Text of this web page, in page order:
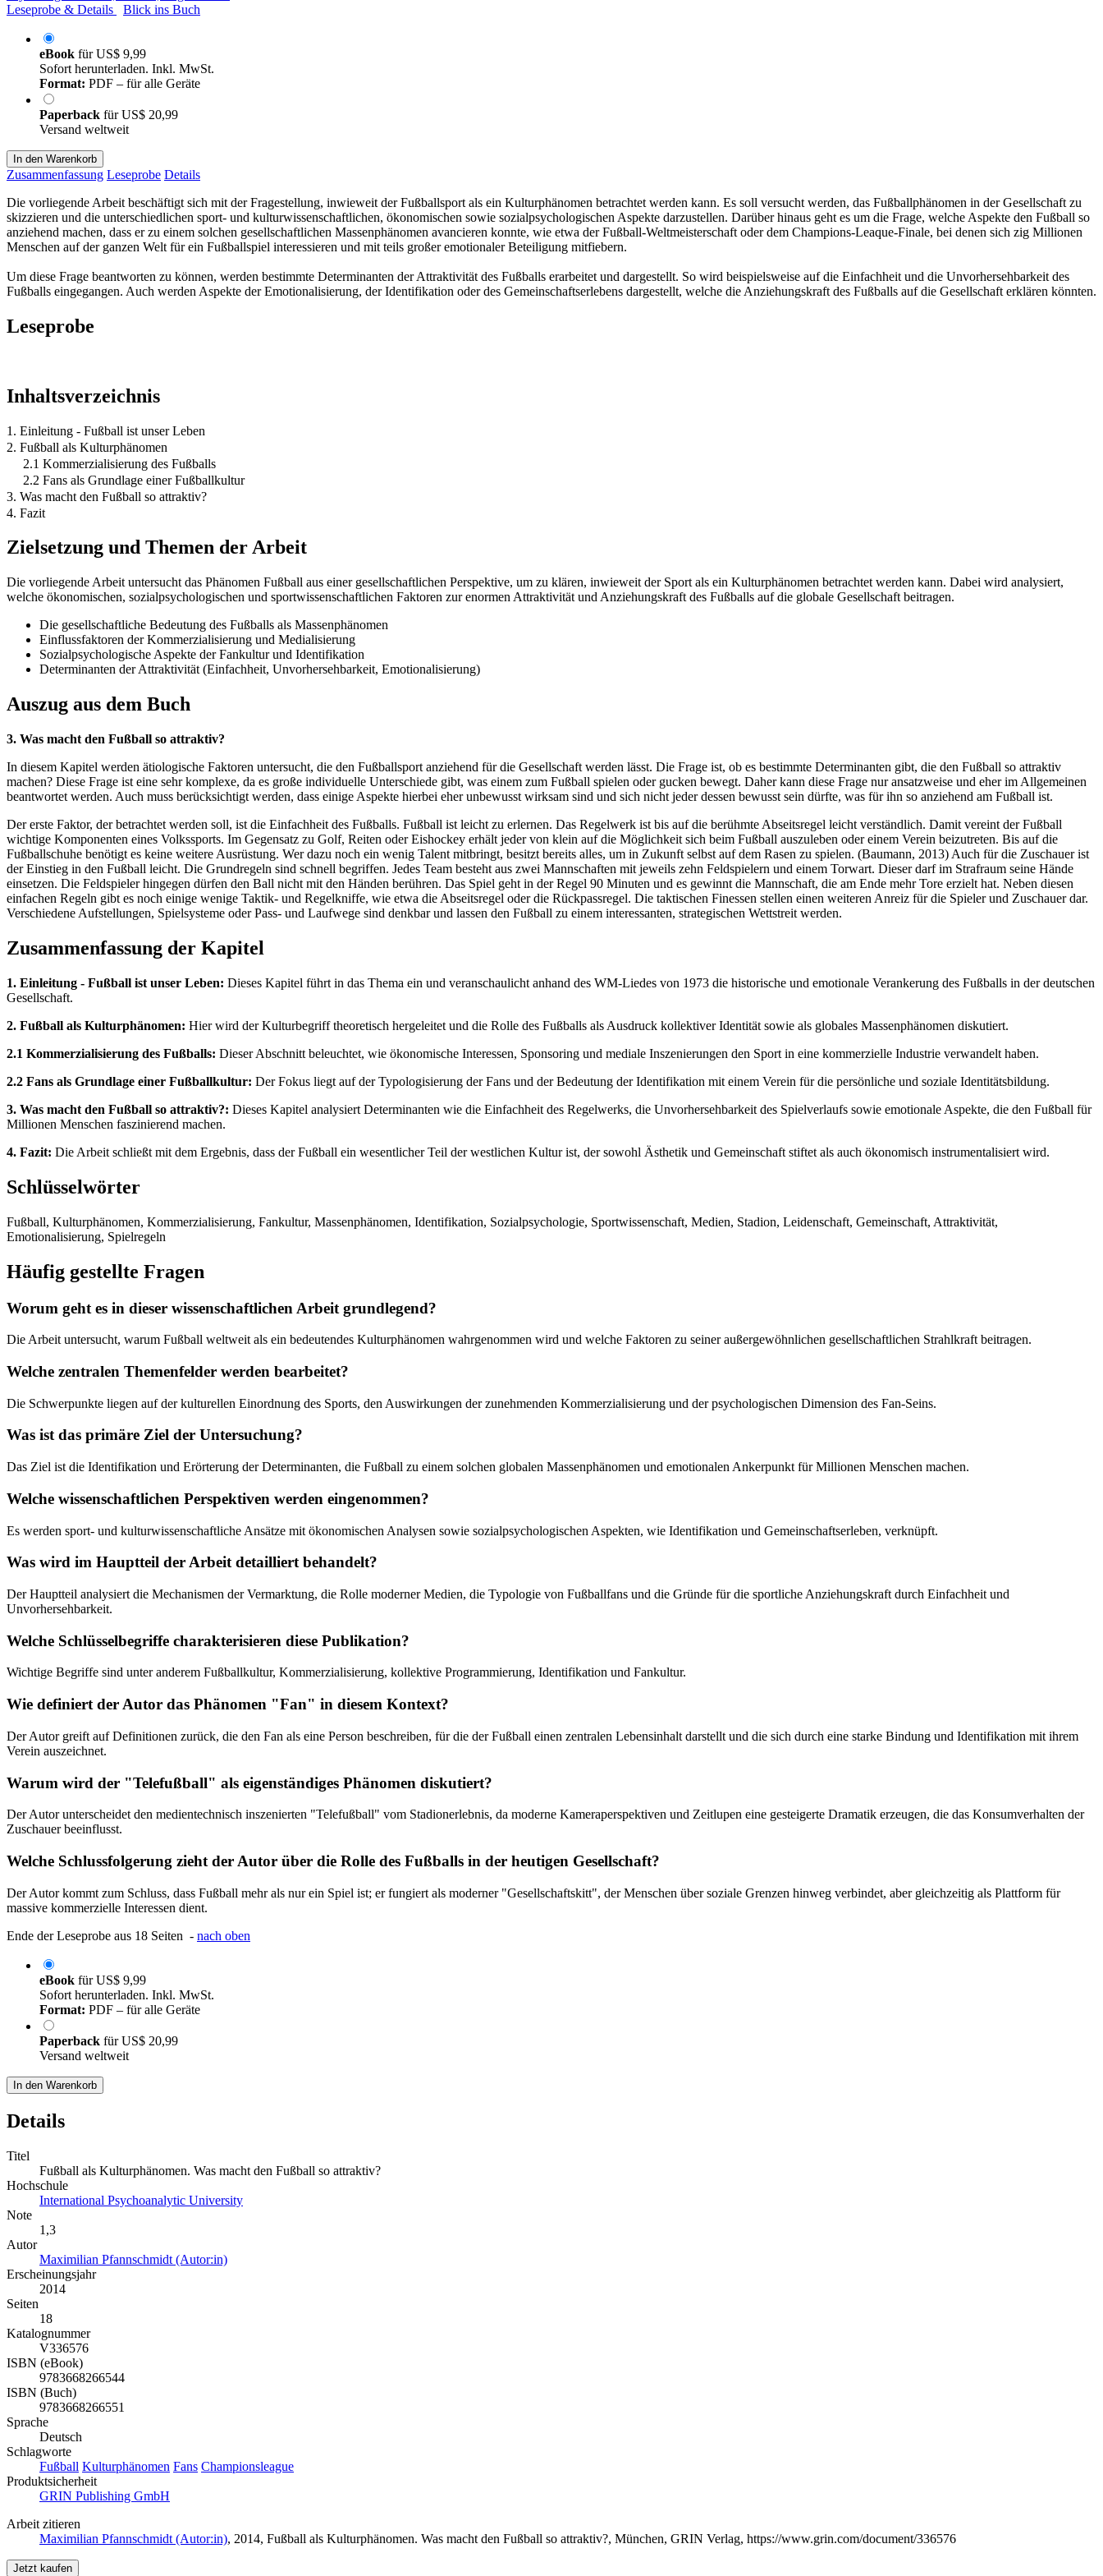
Leseprobe & Details
Blick ins Buch
eBook fürUS$ 9,99
Sofort herunterladen. Inkl. MwSt.
Format: PDF – für alle Geräte
Paperback fürUS$ 20,99
Versand weltweit
In den Warenkorb
Zusammenfassung Leseprobe Details
Die vorliegende Arbeit beschäftigt sich mit der Fragestellung, inwieweit der Fußballsport als ein Kulturphänomen betrachtet werden kann. Es soll versucht werden, das Fußballphänomen in der Gesellschaft zu
skizzieren und die unterschiedlichen sport- und kulturwissenschaftlichen, ökonomischen sowie sozialpsychologischen Aspekte darzustellen. Darüber hinaus geht es um die Frage, welche Aspekte den Fußball so
anziehend machen, dass er zu einem solchen gesellschaftlichen Massenphänomen avancieren konnte, wie etwa der Fußball-Weltmeisterschaft oder dem Champions-Leaque-Finale, bei denen sich zig Millionen
Menschen auf der ganzen Welt für ein Fußballspiel interessieren und mit teils großer emotionaler Beteiligung mitfiebern.
Um diese Frage beantworten zu können, werden bestimmte Determinanten der Attraktivität des Fußballs erarbeitet und dargestellt. So wird beispielsweise auf die Einfachheit und die Unvorhersehbarkeit des
Fußballs eingegangen. Auch werden Aspekte der Emotionalisierung, der Identifikation oder des Gemeinschaftserlebens dargestellt, welche die Anziehungskraft des Fußballs auf die Gesellschaft erklären könnten.
Leseprobe
Inhaltsverzeichnis
1. Einleitung - Fußball ist unser Leben
2. Fußball als Kulturphänomen
2.1 Kommerzialisierung des Fußballs
2.2 Fans als Grundlage einer Fußballkultur
3. Was macht den Fußball so attraktiv?
4. Fazit
Zielsetzung und Themen der Arbeit
Die vorliegende Arbeit untersucht das Phänomen Fußball aus einer gesellschaftlichen Perspektive, um zu klären, inwieweit der Sport als ein Kulturphänomen betrachtet werden kann. Dabei wird analysiert,
welche ökonomischen, sozialpsychologischen und sportwissenschaftlichen Faktoren zur enormen Attraktivität und Anziehungskraft des Fußballs auf die globale Gesellschaft beitragen.
Die gesellschaftliche Bedeutung des Fußballs als Massenphänomen
Einflussfaktoren der Kommerzialisierung und Medialisierung
Sozialpsychologische Aspekte der Fankultur und Identifikation
Determinanten der Attraktivität (Einfachheit, Unvorhersehbarkeit, Emotionalisierung)
Auszug aus dem Buch
3. Was macht den Fußball so attraktiv?
In diesem Kapitel werden ätiologische Faktoren untersucht, die den Fußballsport anziehend für die Gesellschaft werden lässt. Die Frage ist, ob es bestimmte Determinanten gibt, die den Fußball so attraktiv
machen? Diese Frage ist eine sehr komplexe, da es große individuelle Unterschiede gibt, was einem zum Fußball spielen oder gucken bewegt. Daher kann diese Frage nur ansatzweise und eher im Allgemeinen
beantwortet werden. Auch muss berücksichtigt werden, dass einige Aspekte hierbei eher unbewusst wirksam sind und sich nicht jeder dessen bewusst sein dürfte, was für ihn so anziehend am Fußball ist.
Der erste Faktor, der betrachtet werden soll, ist die Einfachheit des Fußballs. Fußball ist leicht zu erlernen. Das Regelwerk ist bis auf die berühmte Abseitsregel leicht verständlich. Damit vereint der Fußball
wichtige Komponenten eines Volkssports. Im Gegensatz zu Golf, Reiten oder Eishockey erhält jeder von klein auf die Möglichkeit sich beim Fußball auszuleben oder einem Verein beizutreten. Bis auf die
Fußballschuhe benötigt es keine weitere Ausrüstung. Wer dazu noch ein wenig Talent mitbringt, besitzt bereits alles, um in Zukunft selbst auf dem Rasen zu spielen. (Baumann, 2013) Auch für die Zuschauer ist
der Einstieg in den Fußball leicht. Die Grundregeln sind schnell begriffen. Jedes Team besteht aus zwei Mannschaften mit jeweils zehn Feldspielern und einem Torwart. Dieser darf im Strafraum seine Hände
einsetzen. Die Feldspieler hingegen dürfen den Ball nicht mit den Händen berühren. Das Spiel geht in der Regel 90 Minuten und es gewinnt die Mannschaft, die am Ende mehr Tore erzielt hat. Neben diesen
einfachen Regeln gibt es noch einige wenige Taktik- und Regelkniffe, wie etwa die Abseitsregel oder die Rückpassregel. Die taktischen Finessen stellen einen weiteren Anreiz für die Spieler und Zuschauer dar.
Verschiedene Aufstellungen, Spielsysteme oder Pass- und Laufwege sind denkbar und lassen den Fußball zu einem interessanten, strategischen Wettstreit werden.
Zusammenfassung der Kapitel
1. Einleitung - Fußball ist unser Leben: Dieses Kapitel führt in das Thema ein und veranschaulicht anhand des WM-Liedes von 1973 die historische und emotionale Verankerung des Fußballs in der deutschen
Gesellschaft.
2. Fußball als Kulturphänomen: Hier wird der Kulturbegriff theoretisch hergeleitet und die Rolle des Fußballs als Ausdruck kollektiver Identität sowie als globales Massenphänomen diskutiert.
2.1 Kommerzialisierung des Fußballs: Dieser Abschnitt beleuchtet, wie ökonomische Interessen, Sponsoring und mediale Inszenierungen den Sport in eine kommerzielle Industrie verwandelt haben.
2.2 Fans als Grundlage einer Fußballkultur: Der Fokus liegt auf der Typologisierung der Fans und der Bedeutung der Identifikation mit einem Verein für die persönliche und soziale Identitätsbildung.
3. Was macht den Fußball so attraktiv?: Dieses Kapitel analysiert Determinanten wie die Einfachheit des Regelwerks, die Unvorhersehbarkeit des Spielverlaufs sowie emotionale Aspekte, die den Fußball für
Millionen Menschen faszinierend machen.
4. Fazit: Die Arbeit schließt mit dem Ergebnis, dass der Fußball ein wesentlicher Teil der westlichen Kultur ist, der sowohl Ästhetik und Gemeinschaft stiftet als auch ökonomisch instrumentalisiert wird.
Schlüsselwörter
Fußball, Kulturphänomen, Kommerzialisierung, Fankultur, Massenphänomen, Identifikation, Sozialpsychologie, Sportwissenschaft, Medien, Stadion, Leidenschaft, Gemeinschaft, Attraktivität,
Emotionalisierung, Spielregeln
Häufig gestellte Fragen
Worum geht es in dieser wissenschaftlichen Arbeit grundlegend?
Die Arbeit untersucht, warum Fußball weltweit als ein bedeutendes Kulturphänomen wahrgenommen wird und welche Faktoren zu seiner außergewöhnlichen gesellschaftlichen Strahlkraft beitragen.
Welche zentralen Themenfelder werden bearbeitet?
Die Schwerpunkte liegen auf der kulturellen Einordnung des Sports, den Auswirkungen der zunehmenden Kommerzialisierung und der psychologischen Dimension des Fan-Seins.
Was ist das primäre Ziel der Untersuchung?
Das Ziel ist die Identifikation und Erörterung der Determinanten, die Fußball zu einem solchen globalen Massenphänomen und emotionalen Ankerpunkt für Millionen Menschen machen.
Welche wissenschaftlichen Perspektiven werden eingenommen?
Es werden sport- und kulturwissenschaftliche Ansätze mit ökonomischen Analysen sowie sozialpsychologischen Aspekten, wie Identifikation und Gemeinschaftserleben, verknüpft.
Was wird im Hauptteil der Arbeit detailliert behandelt?
Der Hauptteil analysiert die Mechanismen der Vermarktung, die Rolle moderner Medien, die Typologie von Fußballfans und die Gründe für die sportliche Anziehungskraft durch Einfachheit und
Unvorhersehbarkeit.
Welche Schlüsselbegriffe charakterisieren diese Publikation?
Wichtige Begriffe sind unter anderem Fußballkultur, Kommerzialisierung, kollektive Programmierung, Identifikation und Fankultur.
Wie definiert der Autor das Phänomen "Fan" in diesem Kontext?
Der Autor greift auf Definitionen zurück, die den Fan als eine Person beschreiben, für die der Fußball einen zentralen Lebensinhalt darstellt und die sich durch eine starke Bindung und Identifikation mit ihrem
Verein auszeichnet.
Warum wird der "Telefußball" als eigenständiges Phänomen diskutiert?
Der Autor unterscheidet den medientechnisch inszenierten "Telefußball" vom Stadionerlebnis, da moderne Kameraperspektiven und Zeitlupen eine gesteigerte Dramatik erzeugen, die das Konsumverhalten der
Zuschauer beeinflusst.
Welche Schlussfolgerung zieht der Autor über die Rolle des Fußballs in der heutigen Gesellschaft?
Der Autor kommt zum Schluss, dass Fußball mehr als nur ein Spiel ist; er fungiert als moderner "Gesellschaftskitt", der Menschen über soziale Grenzen hinweg verbindet, aber gleichzeitig als Plattform für
massive kommerzielle Interessen dient.
Ende der Leseprobe aus 18 Seiten - nach oben
eBook fürUS$ 9,99
Sofort herunterladen. Inkl. MwSt.
Format: PDF – für alle Geräte
Paperback fürUS$ 20,99
Versand weltweit
In den Warenkorb
Details
Titel
Fußball als Kulturphänomen. Was macht den Fußball so attraktiv?
Hochschule
International Psychoanalytic University
Note
1,3
Autor
Maximilian Pfannschmidt (Autor:in)
Erscheinungsjahr
2014
Seiten
18
Katalognummer
V336576
ISBN (eBook)
9783668266544
ISBN (Buch)
9783668266551
Sprache
Deutsch
Schlagworte
Fußball Kulturphänomen Fans Championsleague
Produktsicherheit
GRIN Publishing GmbH
Arbeit zitieren
Maximilian Pfannschmidt (Autor:in), 2014, Fußball als Kulturphänomen. Was macht den Fußball so attraktiv?, München, GRIN Verlag, https://www.grin.com/document/336576
Jetzt kaufen